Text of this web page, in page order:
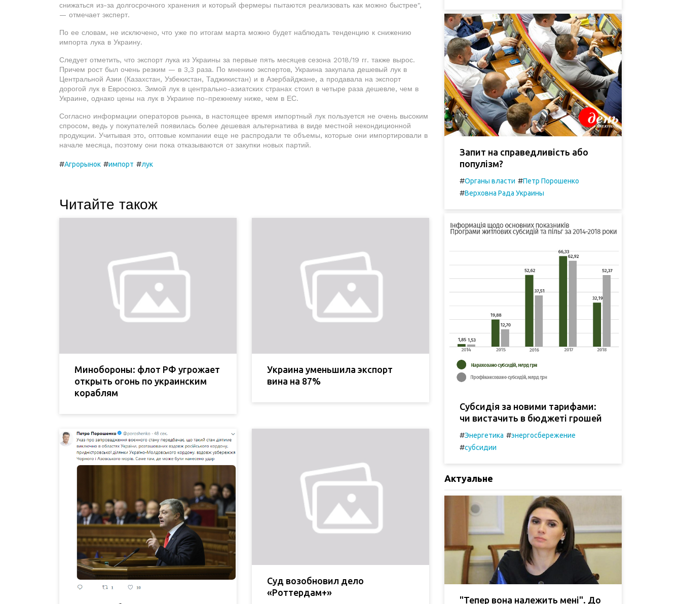
снижаться из-за долгосрочного хранения и который фермеры пытаются реализовать как можно быстрее",
— отмечает эксперт.
По ее словам, не исключено, что уже по итогам марта можно будет наблюдать тенденцию к снижению
импорта лука в Украину.
Следует отметить, что экспорт лука из Украины за первые пять месяцев сезона 2018/19 гг. также вырос.
Причем рост был очень резким — в 3,3 раза. По мнению экспертов, Украина закупала дешевый лук в
Центральной Азии (Казахстан, Узбекистан, Таджикистан) и в Азербайджане, а продавала на экспорт
дорогой лук в Евросоюз. Зимой лук в центрально-азиатских странах стоил в четыре раза дешевле, чем в
Украине, однако цены на лук в Украине по-прежнему ниже, чем в ЕС.
Согласно информации операторов рынка, в настоящее время импортный лук пользуется не очень высоким
спросом, ведь у покупателей появилась более дешевая альтернатива в виде местной некондиционной
продукции. Учитывая это, оптовые компании еще не распродали те объемы, которые они импортировали в
начале месяца, поэтому они пока отказываются от закупки новых партий.
#Агрорынок #импорт #лук
Читайте також
Минобороны: флот РФ угрожает
открыть огонь по украинским
кораблям
Украина уменьшила экспорт
вина на 87%
Суд возобновил дело
«Роттердам+»
Запит на справедливість або
популізм?
#Органы власти #Петр Порошенко
#Верховна Рада Украины
Субсидія за новими тарифами:
чи вистачить в бюджеті грошей
#Энергетика #энергосбережение
#субсидии
Актуальне
"Тепер вона належить мені". До